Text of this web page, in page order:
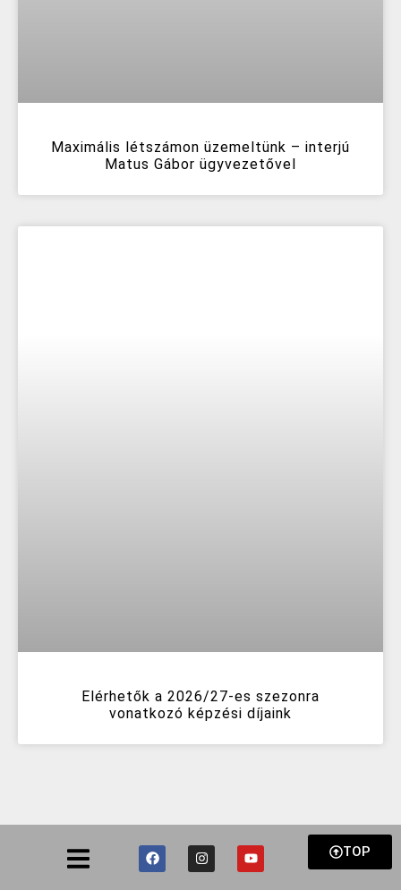
Maximális létszámon üzemeltünk – interjú
Matus Gábor ügyvezetővel
Elérhetők a 2026/27-es szezonra
vonatkozó képzési díjaink
TOP